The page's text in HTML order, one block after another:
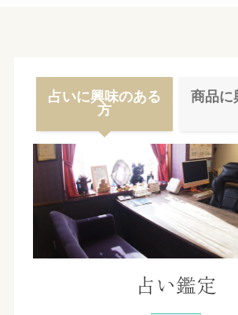
占いに興味のある
方
商品に
占い鑑定